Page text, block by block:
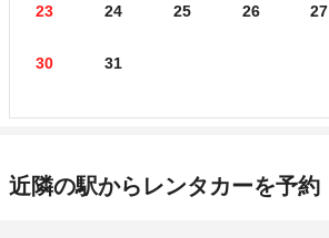
23 24 25 26 27
30 31
近隣の駅からレンタカーを予約